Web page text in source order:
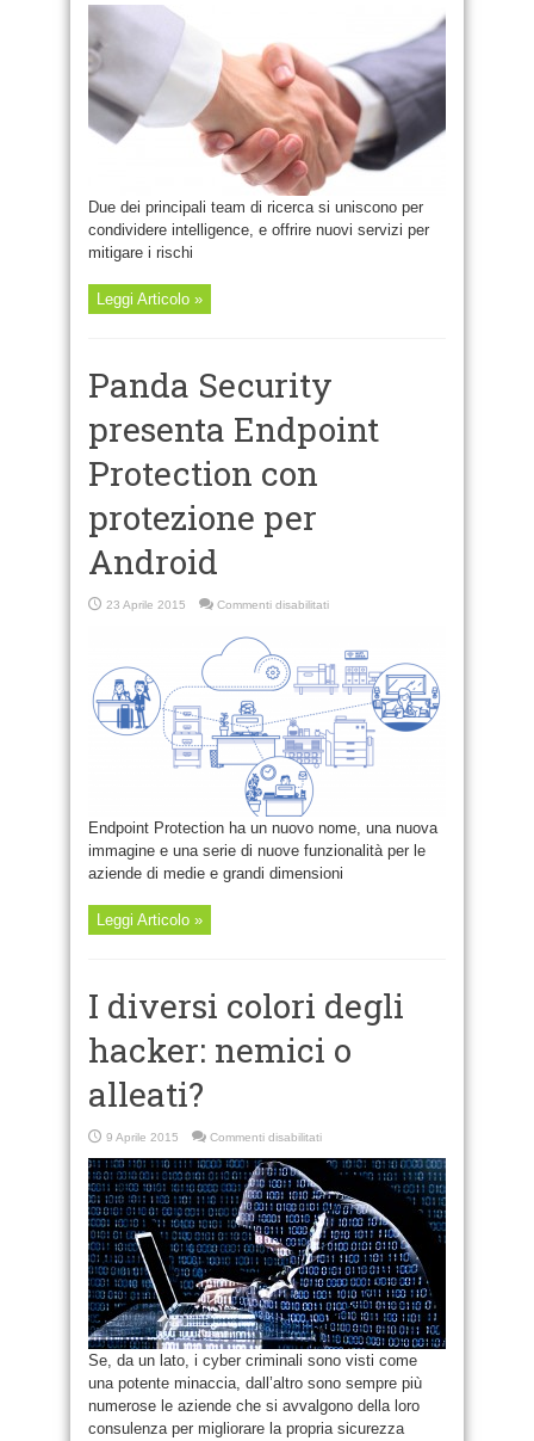
per
prevenire
gli
attacchi
Due dei principali team di ricerca si uniscono per
condividere intelligence, e offrire nuovi servizi per
mitigare i rischi
Leggi Articolo »
Panda Security
presenta Endpoint
Protection con
protezione per
Android
23 Aprile 2015 Commenti disabilitatisu
Endpoint
Protection
con
protezione
per
Android
Endpoint Protection ha un nuovo nome, una nuova
immagine e una serie di nuove funzionalità per le
aziende di medie e grandi dimensioni
Leggi Articolo »
I diversi colori degli
hacker: nemici o
alleati?
9 Aprile 2015 Commenti disabilitatisu
diversi
colori
degli
hacker:
nemici
o
alleati?
Se, da un lato, i cyber criminali sono visti come
una potente minaccia, dall’altro sono sempre più
numerose le aziende che si avvalgono della loro
consulenza per migliorare la propria sicurezza